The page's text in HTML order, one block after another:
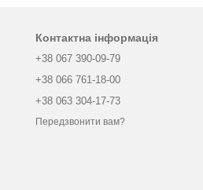
Контактна інформація
+38 067 390-09-79
+38 066 761-18-00
+38 063 304-17-73
Передзвонити вам?